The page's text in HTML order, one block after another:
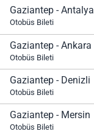
Gaziantep - Antalya
Otobüs Bileti
Gaziantep - Ankara
Otobüs Bileti
Gaziantep - Denizli
Otobüs Bileti
Gaziantep - Mersin
Otobüs Bileti